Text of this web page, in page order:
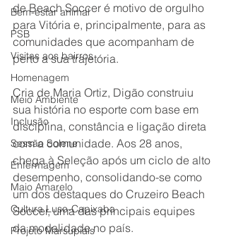
Bem-estar animal
PSB
Visitas aos bairros
Homenagem
Meio Ambiente
Inclusão
Sessão Solene
Enfermagem
Maio Amarelo
Cultura Luso-Capixaba
Projeto Marsupiais
de Beach Soccer é motivo de orgulho
para Vitória e, principalmente, para as
comunidades que acompanham de
perto a sua trajetória.
Cria de Maria Ortiz, Digão construiu
sua história no esporte com base em
disciplina, constância e ligação direta
com a comunidade. Aos 28 anos,
chega à Seleção após um ciclo de alto
desempenho, consolidando-se como
um dos destaques do Cruzeiro Beach
Soccer, uma das principais equipes
da modalidade no país.